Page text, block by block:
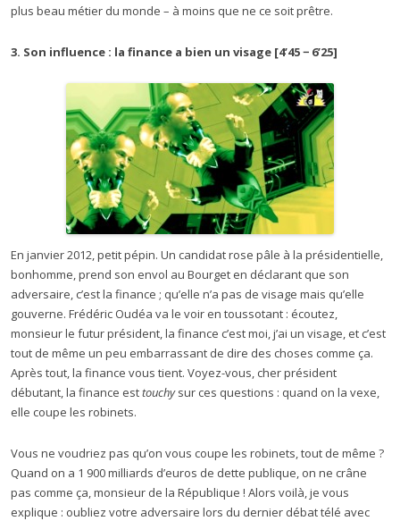
plus beau métier du monde – à moins que ne ce soit prêtre.
3. Son influence : la finance a bien un visage [4’45 − 6’25]
En janvier 2012, petit pépin. Un candidat rose pâle à la présidentielle,
bonhomme, prend son envol au Bourget en déclarant que son
adversaire, c’est la finance ; qu’elle n’a pas de visage mais qu’elle
gouverne. Frédéric Oudéa va le voir en toussotant : écoutez,
monsieur le futur président, la finance c’est moi, j’ai un visage, et c’est
tout de même un peu embarrassant de dire des choses comme ça.
Après tout, la finance vous tient. Voyez-vous, cher président
débutant, la finance esttouchysur ces questions : quand on la vexe,
elle coupe les robinets.
Vous ne voudriez pas qu’on vous coupe les robinets, tout de même ?
Quand on a 1 900 milliards d’euros de dette publique, on ne crâne
pas comme ça, monsieur de la République ! Alors voilà, je vous
explique : oubliez votre adversaire lors du dernier débat télé avec